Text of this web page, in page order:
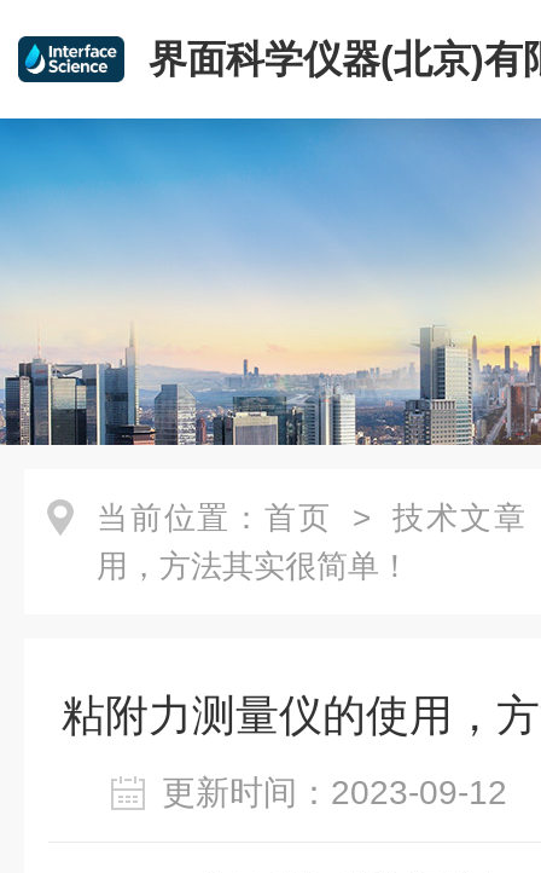
界面科学仪器(北京)有
当前位置： 首页 > 技术文章
用，方法其实很简单！
粘附力测量仪的使用，
更新时间：2023-09-